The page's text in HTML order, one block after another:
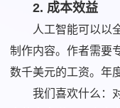
2. 成本效益
人工智能可以以
制作内容。作者需要
数千美元的工资。年
我们喜欢什么：